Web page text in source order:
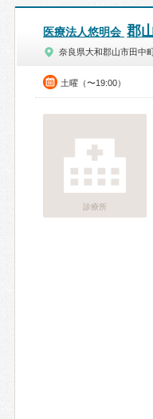
医療法人悠明会 郡
奈良県大和郡山市田中
土曜（〜19:00）
診療所